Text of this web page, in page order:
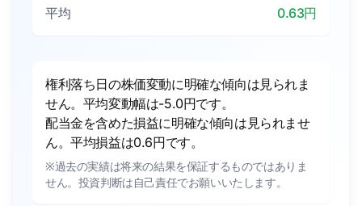
平均
0.63円
権利落ち日の株価変動に明確な傾向は見られま
せん。平均変動幅は-5.0円です。
配当金を含めた損益に明確な傾向は見られませ
ん。平均損益は0.6円です。
※過去の実績は将来の結果を保証するものではありま
せん。投資判断は自己責任でお願いいたします。